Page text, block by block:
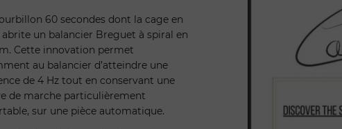
60 secondes dont la cage en
un balancier Breguet à spiral en
Cette innovation permet
au balancier d’atteindre une
de 4 Hz tout en conservant une
de marche particulièrement
sur une pièce automatique.